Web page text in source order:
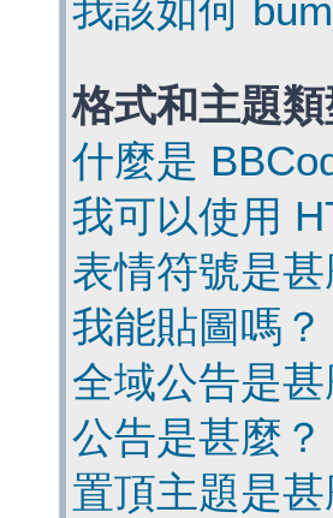
我該如何
格式和主題類
什麼是
我可以使用
表情符號是甚
我能貼圖嗎？
全域公告是甚
公告是甚麼？
置頂主題是甚